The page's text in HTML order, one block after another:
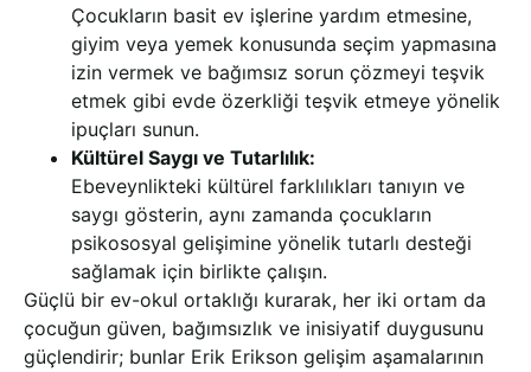
Çocukların basit ev işlerine yardım etmesine,
giyim veya yemek konusunda seçim yapmasına
izin vermek ve bağımsız sorun çözmeyi teşvik
etmek gibi evde özerkliği teşvik etmeye yönelik
ipuçları sunun.
Kültürel Saygı ve Tutarlılık:
Ebeveynlikteki kültürel farklılıkları tanıyın ve
saygı gösterin, aynı zamanda çocukların
psikososyal gelişimine yönelik tutarlı desteği
sağlamak için birlikte çalışın.
Güçlü bir ev-okul ortaklığı kurarak, her iki ortam da
çocuğun güven, bağımsızlık ve inisiyatif duygusunu
güçlendirir; bunlar Erik Erikson gelişim aşamalarının